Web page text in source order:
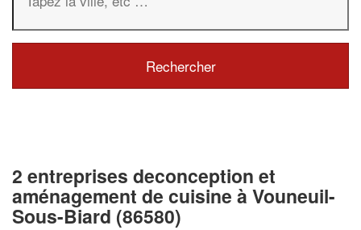
2 entreprises deconception et
aménagement de cuisine à Vouneuil-
Sous-Biard (86580)